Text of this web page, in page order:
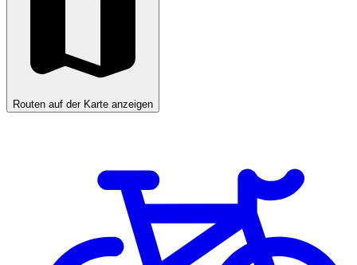
Routen auf der Karte anzeigen